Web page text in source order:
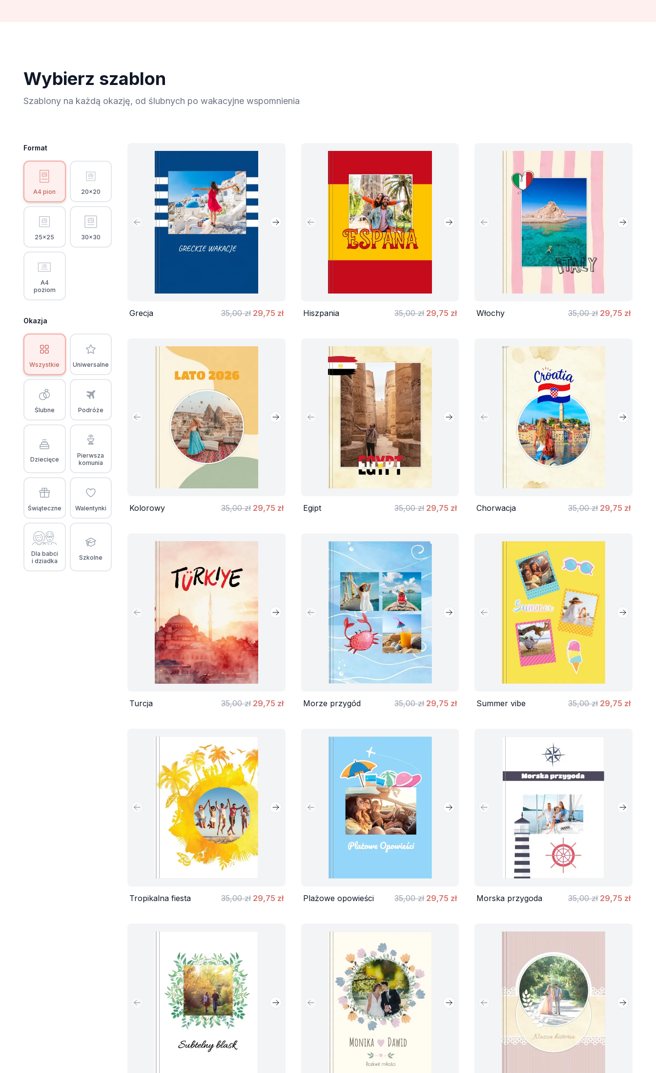
Wybierz szablon
Szablony na każdą okazję, od ślubnych po wakacyjne wspomnienia
Filtry
Format
A4 pion 20x20
25x25 30x30
A4
poziom
Okazja
Wszystkie Uniwersalne
Ślubne Podróże
Dziecięce
Pierwsza
komunia
Świąteczne Walentynki
Dla babci
i dziadka
Szkolne
Poprzedni slajd Następny slajd
Grecja 35,00 zł 29,75 zł
Poprzedni slajd Następny slajd
Hiszpania 35,00 zł 29,75 zł
Poprzedni slajd
Włochy 35,00 zł 29,75 zł
Poprzedni slajd Następny slajd
Kolorowy 35,00 zł 29,75 zł
Poprzedni slajd Następny slajd
Egipt 35,00 zł 29,75 zł
Poprzedni slajd
Chorwacja 35,00 zł 29,75 zł
Poprzedni slajd Następny slajd
Turcja 35,00 zł 29,75 zł
Poprzedni slajd Następny slajd
Morze przygód 35,00 zł 29,75 zł
Poprzedni slajd
Summer vibe 35,00 zł 29,75 zł
Poprzedni slajd Następny slajd
Tropikalna fiesta 35,00 zł 29,75 zł
Poprzedni slajd Następny slajd
Plażowe opowieści 35,00 zł 29,75 zł
Poprzedni slajd
Morska przygoda 35,00 zł 29,75 zł
Poprzedni slajd Następny slajdPoprzedni slajd Następny slajdPoprzedni slajd